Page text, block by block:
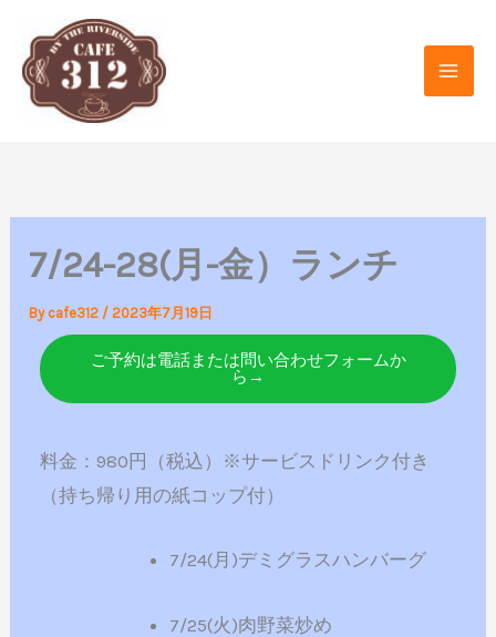
プ
7/24-28(月-金）ランチ
By cafe312 /2023年7月19日
ご予約は電話または問い合わせフォームか
ら→
料金：980円（税込）※サービスドリンク付き
（持ち帰り用の紙コップ付）
7/24(月)デミグラスハンバーグ
7/25(火)肉野菜炒め